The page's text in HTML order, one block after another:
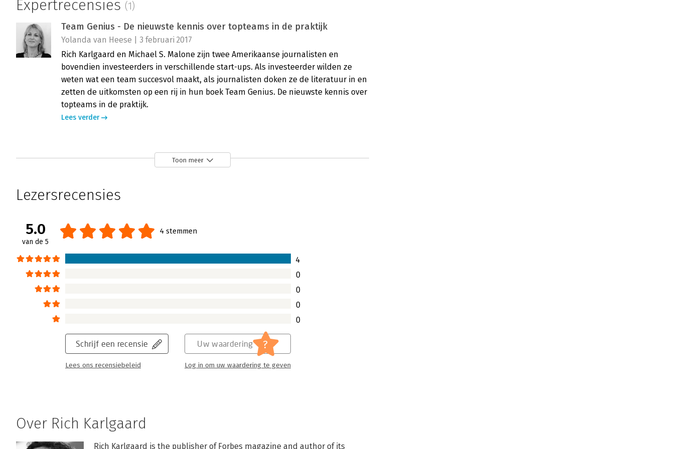
Expertrecensies (1)
Team Genius - De nieuwste kennis over topteams in de praktijk
Yolanda van Heese | 3 februari 2017
Rich Karlgaard en Michael S. Malone zijn twee Amerikaanse journalisten en
bovendien investeerders in verschillende start-ups. Als investeerder wilden ze
weten wat een team succesvol maakt, als journalisten doken ze de literatuur in en
zetten de uitkomsten op een rij in hun boek Team Genius. De nieuwste kennis over
topteams in de praktijk.
Lees verder
Toon meer
Lezersrecensies
5.0
van de 5
4 stemmen
4
0
0
0
0
Schrijf een recensie
Lees ons recensiebeleid
Uw waardering ?
Log in om uw waardering te geven
Over Rich Karlgaard
Rich Karlgaard is the publisher of Forbes magazine and author of its